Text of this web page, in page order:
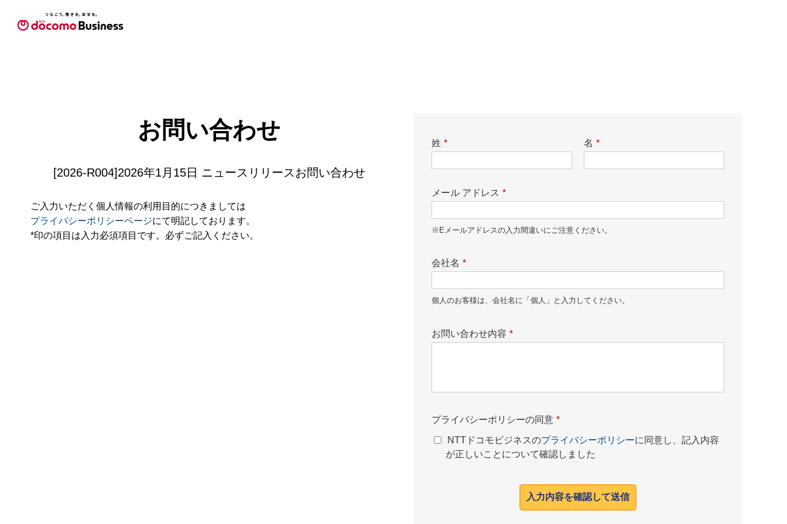
お問い合わせ
[2026-R004]2026年1月15日 ニュースリリースお問い合わせ
ご入力いただく個人情報の利用目的につきましては
プライバシーポリシーページにて明記しております。
*印の項目は入力必須項目です。必ずご記入ください。
*
姓 *
名
*
メール アドレス
※Eメールアドレスの入力間違いにご注意ください。
*
会社名
個人のお客様は、会社名に「個人」と入力してください。
*
お問い合わせ内容
*
プライバシーポリシーの同意
NTTドコモビジネスのプライバシーポリシーに同意し、記入内容
が正しいことについて確認しました
入力内容を確認して送信